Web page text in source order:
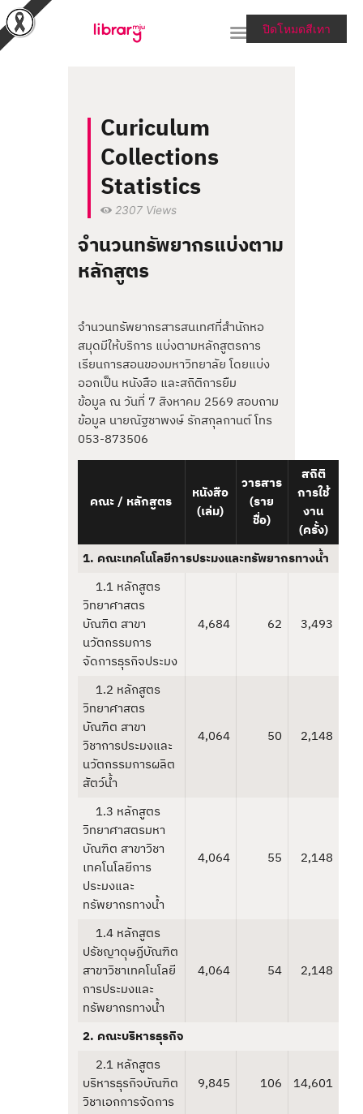
RESEARCH TOOLS &
COLLECTIONS
SERVICES & HELP
ABOUT THE LIBRARY
สายตรงผู้อำนวยการ
Curiculum
Collections
Statistics
2307 Views
จำนวนทรัพยากรแบ่งตาม
หลักสูตร
จำนวนทรัพยากรสารสนเทศที่สำนักหอ
สมุดมีให้บริการ แบ่งตามหลักสูตรการ
เรียนการสอนของมหาวิทยาลัย โดยแบ่ง
ออกเป็น หนังสือ และสถิติการยืม
ข้อมูล ณ วันที่ 7 สิงหาคม 2569 สอบถาม
ข้อมูล นายณัฐชาพงษ์ รักสกุลกานต์ โทร
053-873506
คณะ / หลักสูตร
หนังสือ
(เล่ม)
วารสาร
(ราย
ชื่อ)
สถิติ
การใช้
งาน
(ครั้ง)
1. คณะเทคโนโลยีการประมงและทรัพยากรทางน้ำ
1.1 หลักสูตร
วิทยาศาสตร
บัณฑิต สาขา
นวัตกรรมการ
จัดการธุรกิจประมง
4,684 62 3,493
1.2 หลักสูตร
วิทยาศาสตร
บัณฑิต สาขา
วิชาการประมงและ
นวัตกรรมการผลิต
สัตว์น้ำ
4,064 50 2,148
1.3 หลักสูตร
วิทยาศาสตรมหา
บัณฑิต สาขาวิชา
เทคโนโลยีการ
ประมงและ
ทรัพยากรทางน้ำ
4,064 55 2,148
1.4 หลักสูตร
ปรัชญาดุษฏีบัณฑิต
สาขาวิชาเทคโนโลยี
การประมงและ
ทรัพยากรทางน้ำ
4,064 54 2,148
2. คณะบริหารธุรกิจ
2.1 หลักสูตร
บริหารธุรกิจบัณฑิต
วิชาเอกการจัดการ
9,845 106 14,601
ปิดโหมดสีเทา